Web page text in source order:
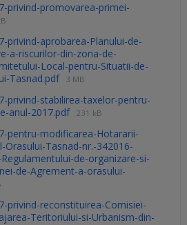
privind-promovarea-primei-
privind-aprobarea-Planului-de-
a-riscurilor-din-zona-de-
Local-pentru-Situatii-de-
Tasnad.pdf 3 MB
privind-stabilirea-taxelor-pentru-
anul-2017.pdf 231 kB
pentru-modificarea-Hotararii-
Orasului-Tasnad-nr.-342016-
de-organizare-si-
de-Agrement-a-orasului-
privind-reconstituirea-Comisiei-
Teritoriului-si-Urbanism-din-